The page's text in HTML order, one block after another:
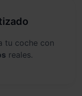
tu coche con
reales.